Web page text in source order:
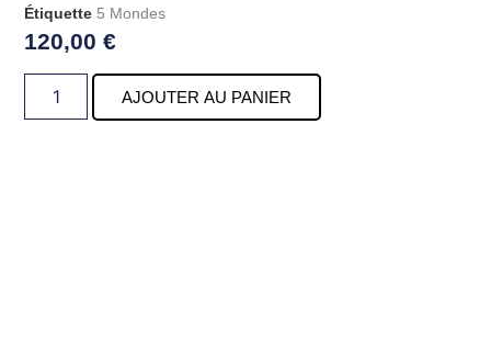
Étiquette 5 Mondes
120,00€
AJOUTER AU PANIER